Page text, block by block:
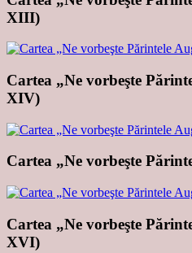
XIII)
Cartea „Ne vorbeşte
XIV)
Cartea „Ne vorbeşte
Cartea „Ne vorbeşte
XVI)